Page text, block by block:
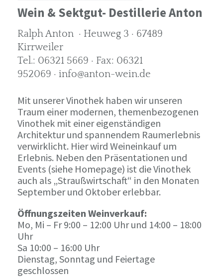
Wein & Sektgut- Destillerie Anton
Ralph Anton · Heuweg 3 · 67489
Kirrweiler
Tel.: 06321 5669 · Fax: 06321
952069 · info@anton-wein.de
Mit unserer Vinothek haben wir unseren
Traum einer modernen, themenbezogenen
Vinothek mit einer eigenständigen
Architektur und spannendem Raumerlebnis
verwirklicht. Hier wird Weineinkauf um
Erlebnis. Neben den Präsentationen und
Events (siehe Homepage) ist die Vinothek
auch als „Straußwirtschaft“ in den Monaten
September und Oktober erlebbar.
Öffnungszeiten Weinverkauf:
Mo, Mi – Fr 9:00 – 12:00 Uhr und 14:00 – 18:00
Uhr
Sa 10:00 – 16:00 Uhr
Dienstag, Sonntag und Feiertage
geschlossen